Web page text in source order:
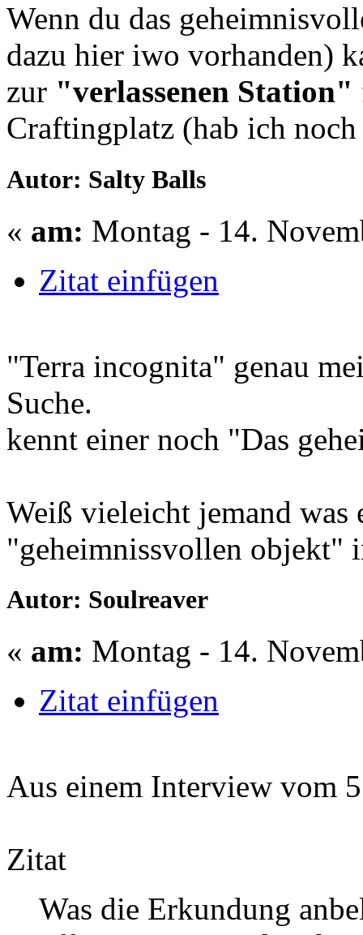
Wenn du das
dazu hier iwo vorhanden)
zur "verlassenen Station"
Craftingplatz (hab ich
Autor: Salty Balls
« am: Montag - 14.
Zitat einfügen
"Terra incognita" genau
Suche.
kennt einer noch "Das
Weiß vieleicht jemand was
"geheimnissvollen objekt"
Autor: Soulreaver
« am: Montag - 14.
Zitat einfügen
Aus einem Interview vom
Zitat
Was die Erkundung